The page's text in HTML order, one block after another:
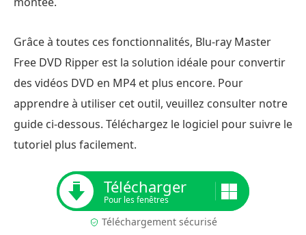
Grâce à toutes ces fonctionnalités, Blu-ray Master
Free DVD Ripper est la solution idéale pour convertir
des vidéos DVD en MP4 et plus encore. Pour
apprendre à utiliser cet outil, veuillez consulter notre
guide ci-dessous. Téléchargez le logiciel pour suivre le
tutoriel plus facilement.
Télécharger
Pour les fenêtres
Téléchargement sécurisé